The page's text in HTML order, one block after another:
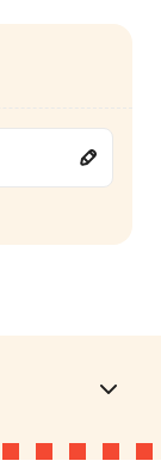
337 kcal